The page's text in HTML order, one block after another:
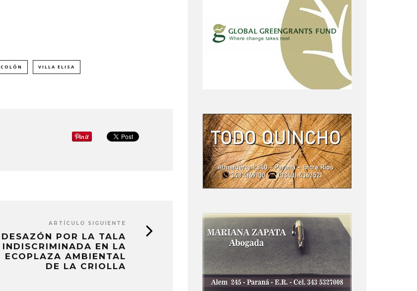
COLÓN VILLA ELISA
ARTÍCULO SIGUIENTE
DESAZÓN POR LA TALA
INDISCRIMINADA EN LA
ECOPLAZA AMBIENTAL
DE LA CRIOLLA